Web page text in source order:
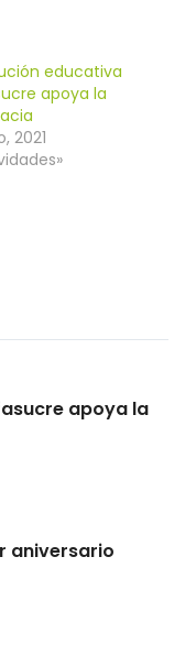
educativa
apoya la
2021
apoya la
aniversario